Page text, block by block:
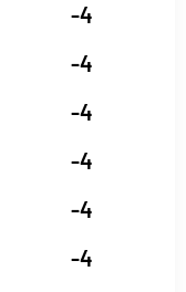
-4
-4
-4
-4
-4
-4